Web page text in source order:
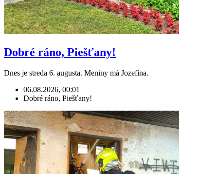
Dobré ráno, Piešťany!
Dnes je streda 6. augusta. Meniny má Jozefína.
06.08.2026, 00:01
Dobré ráno, Piešťany!